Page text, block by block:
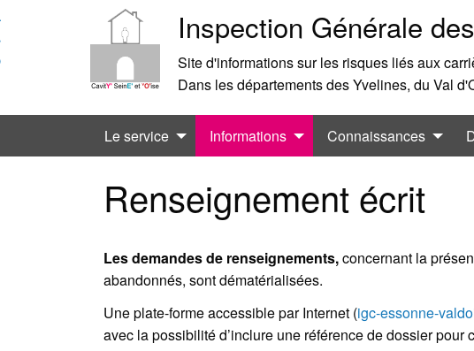
Aller
au
contenu
Aller
à
la
Inspection Générale
Site d'informations sur les risques liés aux
Dans les départements des Yvelines, du Val
Le service Informations Connaissances
Renseignement écrit
Les demandes de renseignements,concernant la
abandonnés, sont dématérialisées.
Une plate-forme accessible par Internet (igc-essonne-
avec la possibilité d’inclure une référence de dossier